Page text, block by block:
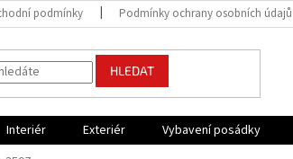
podmínky Podmínky ochrany osobních údajů
HLEDAT
Interiér Exteriér Vybavení posádky